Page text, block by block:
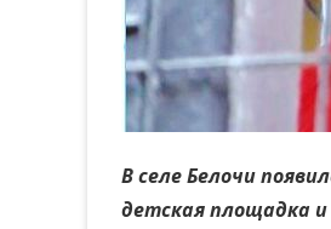
В селе Белочи
детская площадка